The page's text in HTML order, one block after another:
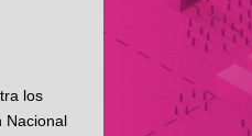
los
Nacional